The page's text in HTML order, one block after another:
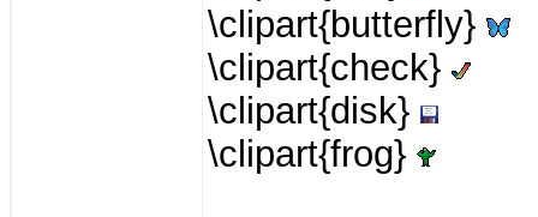
\clipart{butterfly}
\clipart{check}
\clipart{disk}
\clipart{frog}